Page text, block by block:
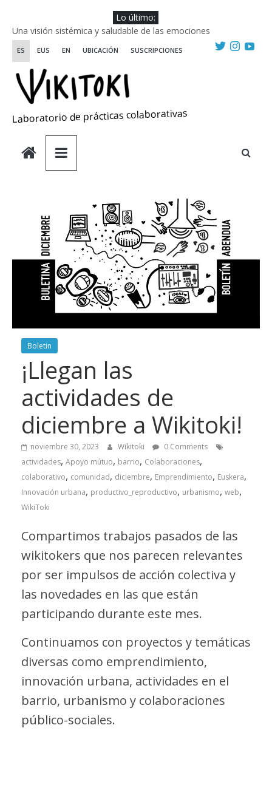
contenido
Lo último:
Una visión sistémica y saludable de las emociones
Investigando y haciendo desde-con las artes
WIKIRIKI ::: Convocatoria de residencias de investigación y
creación 2025
Escuela de Prácticas Transformadoras
ES EUS EN UBICACIÓN SUSCRIPCIONES
Laboratorio de prácticas colaborativas
Boletin
¡Llegan las
actividades de
diciembre a Wikitoki!
noviembre 30, 2023 Wikitoki
0 Comments
actividades, Apoyo mútuo, barrio, Colaboraciones,
colaborativo, comunidad, diciembre, Emprendimiento, Euskera,
Innovación urbana, productivo_reproductivo, urbanismo, web,
WikiToki
Compartimos trabajos pasados de las
wikitokers que nos parecen relevantes
por ser impulsos de acción colectiva y
las novedades en las que están
participando durante este mes.
Continuamos con proyectos y temáticas
diversas como emprendimiento,
innovación urbana, actividades en el
barrio, urbanismo y colaboraciones
público-sociales.